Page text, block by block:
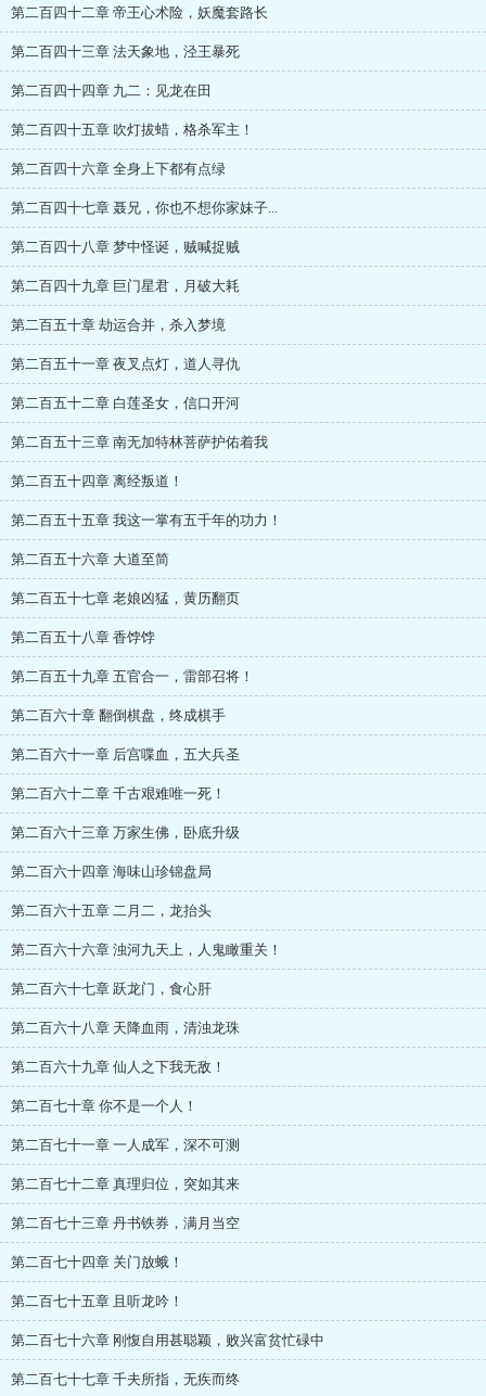
第二百四十二章 帝王心术险，妖魔套路长
第二百四十三章 法天象地，泾王暴死
第二百四十四章 九二：见龙在田
第二百四十五章 吹灯拔蜡，格杀军主！
第二百四十六章 全身上下都有点绿
第二百四十七章 聂兄，你也不想你家妹子...
第二百四十八章 梦中怪诞，贼喊捉贼
第二百四十九章 巨门星君，月破大耗
第二百五十章 劫运合并，杀入梦境
第二百五十一章 夜叉点灯，道人寻仇
第二百五十二章 白莲圣女，信口开河
第二百五十三章 南无加特林菩萨护佑着我
第二百五十四章 离经叛道！
第二百五十五章 我这一掌有五千年的功力！
第二百五十六章 大道至简
第二百五十七章 老娘凶猛，黄历翻页
第二百五十八章 香饽饽
第二百五十九章 五官合一，雷部召将！
第二百六十章 翻倒棋盘，终成棋手
第二百六十一章 后宫喋血，五大兵圣
第二百六十二章 千古艰难唯一死！
第二百六十三章 万家生佛，卧底升级
第二百六十四章 海味山珍锦盘局
第二百六十五章 二月二，龙抬头
第二百六十六章 浊河九天上，人鬼瞰重关！
第二百六十七章 跃龙门，食心肝
第二百六十八章 天降血雨，清浊龙珠
第二百六十九章 仙人之下我无敌！
第二百七十章 你不是一个人！
第二百七十一章 一人成军，深不可测
第二百七十二章 真理归位，突如其来
第二百七十三章 丹书铁券，满月当空
第二百七十四章 关门放蛾！
第二百七十五章 且听龙吟！
第二百七十六章 刚愎自用甚聪颖，败兴富贫忙碌中
第二百七十七章 千夫所指，无疾而终